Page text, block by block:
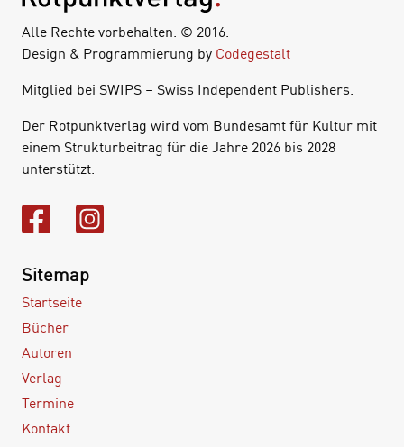
Alle Rechte vorbehalten. © 2016.
Design & Programmierung by Codegestalt
Mitglied bei SWIPS – Swiss Independent Publishers.
Der Rotpunktverlag wird vom Bundesamt für Kultur mit
einem Strukturbeitrag für die Jahre 2026 bis 2028
unterstützt.
Sitemap
Startseite
Bücher
Autoren
Verlag
Termine
Kontakt